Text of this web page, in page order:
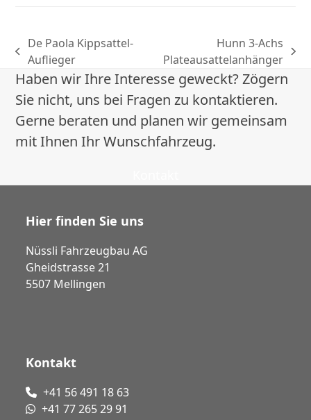
vorheriger
Beitrag:
De Paola Kippsattel-
Auflieger
Nächster
Beitrag:
Hunn 3-Achs
Plateausattelanhänger
Haben wir Ihre Interesse geweckt? Zögern
Sie nicht, uns bei Fragen zu kontaktieren.
Gerne beraten und planen wir gemeinsam
mit Ihnen Ihr Wunschfahrzeug.
Hier finden Sie uns
Nüssli Fahrzeugbau AG
Gheidstrasse 21
5507 Mellingen
Kontakt
+41 56 491 18 63
+41 77 265 29 91